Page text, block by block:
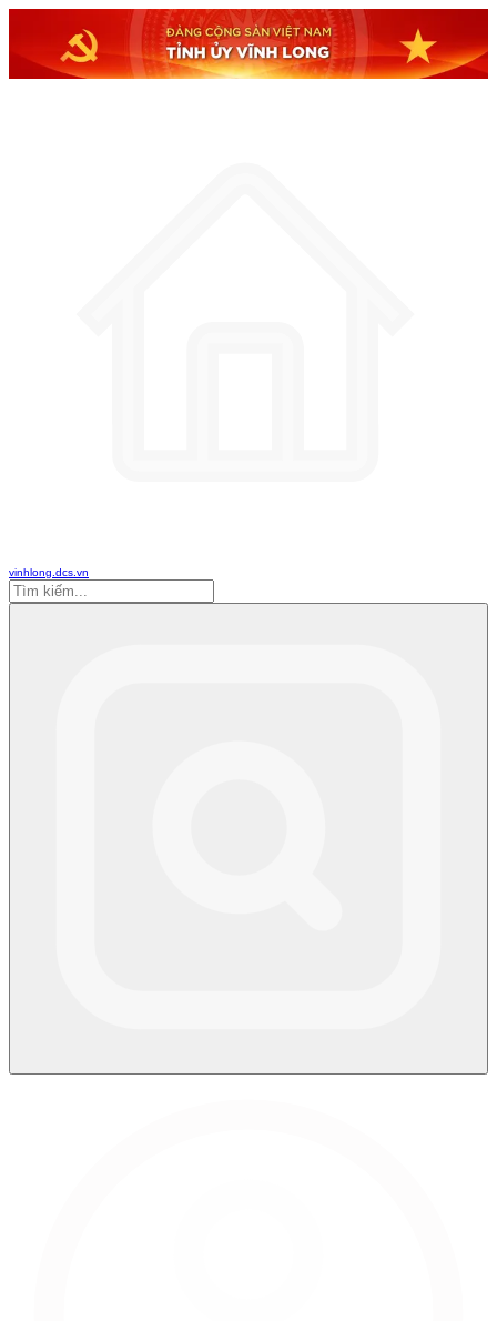
vinhlong.dcs.vn